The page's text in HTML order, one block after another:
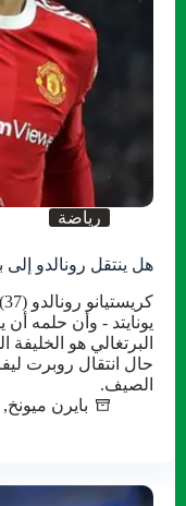
رياضة
هل ينتقل رونالدو إلى
يونايتد - وأن حلمه
البرتغالي هو
حال انتقال روبرت
الصيف.
بايرن ميونخ,